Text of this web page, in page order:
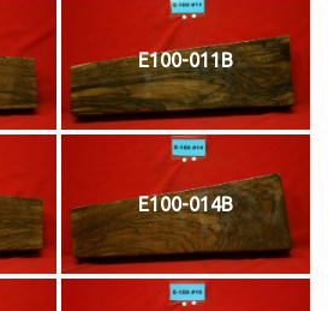
E100-011B
E100-014B